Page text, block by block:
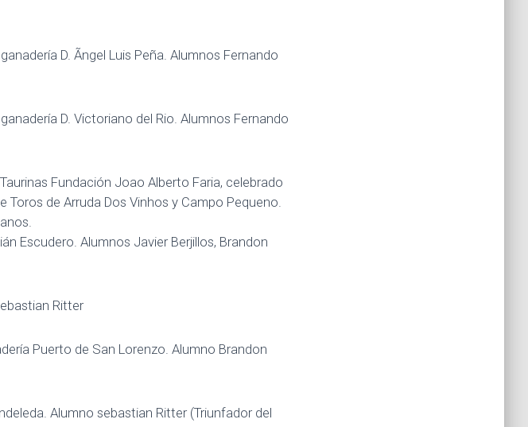
D. Ãngel Luis Peña. Alumnos Fernando
D. Victoriano del Rio. Alumnos Fernando
Fundación Joao Alberto Faria, celebrado
Toros de Arruda Dos Vinhos y Campo Pequeno.
Escudero. Alumnos Javier Berjillos, Brandon
Ritter
Puerto de San Lorenzo. Alumno Brandon
Alumno sebastian Ritter (Triunfador del